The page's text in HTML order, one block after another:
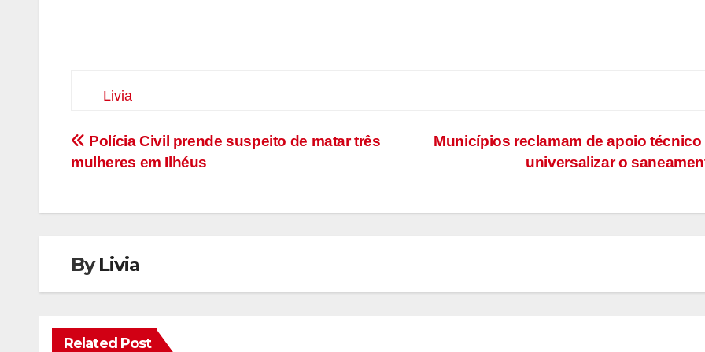
Livia
Navegação
Post
Municípios reclamam de apoio técnico
universalizar o
Polícia Civil prende suspeito de matar três
mulheres em Ilhéus
ByLivia
Related Post